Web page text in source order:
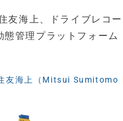
友海上、ドライブレコー
管理プラットフォーム
友海上（Mitsui Sumitomo